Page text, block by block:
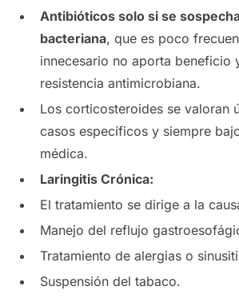
Antibióticos solo si se
bacteriana, que es poco
innecesario no aporta beneficio
resistencia antimicrobiana.
Los corticosteroides se valoran
casos específicos y siempre
médica.
Laringitis Crónica:
El tratamiento se dirige a la
Manejo del reflujo
Tratamiento de alergias o
Suspensión del tabaco.